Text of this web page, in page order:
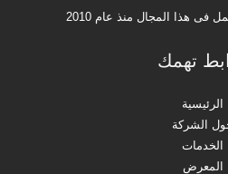
هذا المجال منذ عام 2010
تهمك
الرئيسية
الشركة
الخدمات
المعرض